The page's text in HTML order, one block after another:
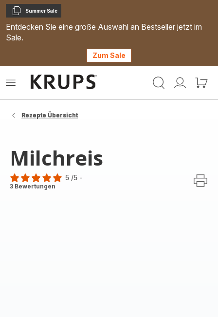
Kopieren
Summer Sale
Entdecken Sie eine große Auswahl an Bestseller jetzt im
Sale.
Zum Sale
Mein
Mein
Das
Rezepte Übersicht
Milchreis
Bewertung
5 /5 -
3 Bewertungen